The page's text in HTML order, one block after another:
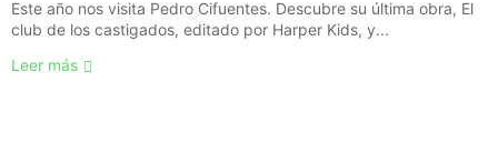
Este año nos visita Pedro Cifuentes. Descubre su última obra, El
club de los castigados, editado por Harper Kids, y...
Leer más